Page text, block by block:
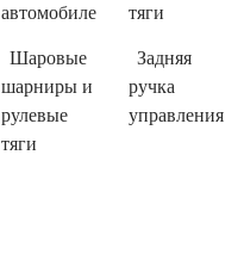
автомобиле
тяги
Шаровые
шарниры и
рулевые
тяги
Задняя
ручка
управления